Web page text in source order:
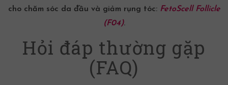
cho chăm sóc da đầu và giảm rụng tóc: FetoScell Follicle
(F04).
Hỏi đáp thường gặp
(FAQ)